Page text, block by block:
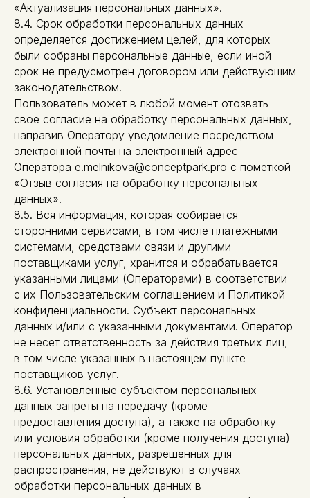
«Актуализация персональных данных».
8.4. Срок обработки персональных данных
определяется достижением целей, для которых
были собраны персональные данные, если иной
срок не предусмотрен договором или действующим
законодательством.
Пользователь может в любой момент отозвать
свое согласие на обработку персональных данных,
направив Оператору уведомление посредством
электронной почты на электронный адрес
Оператора e.melnikova@conceptpark.pro с пометкой
«Отзыв согласия на обработку персональных
данных».
8.5. Вся информация, которая собирается
сторонними сервисами, в том числе платежными
системами, средствами связи и другими
поставщиками услуг, хранится и обрабатывается
указанными лицами (Операторами) в соответствии
с их Пользовательским соглашением и Политикой
конфиденциальности. Субъект персональных
данных и/или с указанными документами. Оператор
не несет ответственность за действия третьих лиц,
в том числе указанных в настоящем пункте
поставщиков услуг.
8.6. Установленные субъектом персональных
данных запреты на передачу (кроме
предоставления доступа), а также на обработку
или условия обработки (кроме получения доступа)
персональных данных, разрешенных для
распространения, не действуют в случаях
обработки персональных данных в